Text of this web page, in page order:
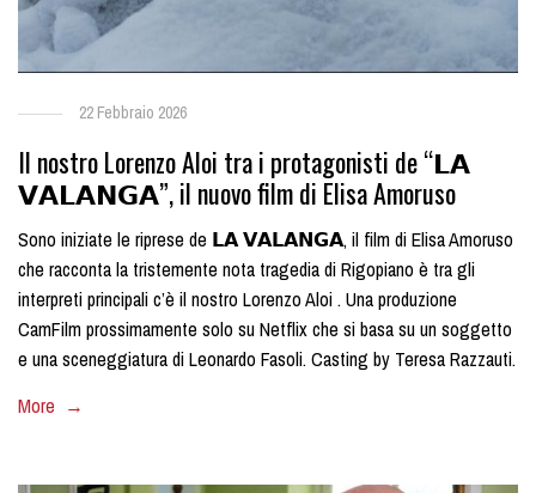
22 Febbraio 2026
Il nostro Lorenzo Aloi tra i protagonisti de “𝗟𝗔
𝗩𝗔𝗟𝗔𝗡𝗚𝗔”, il nuovo film di Elisa Amoruso
Sono iniziate le riprese de 𝗟𝗔 𝗩𝗔𝗟𝗔𝗡𝗚𝗔, il film di Elisa Amoruso
che racconta la tristemente nota tragedia di Rigopiano è tra gli
interpreti principali c’è il nostro Lorenzo Aloi . Una produzione
CamFilm prossimamente solo su Netflix che si basa su un soggetto
e una sceneggiatura di Leonardo Fasoli. Casting by Teresa Razzauti.
More →